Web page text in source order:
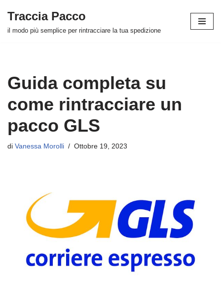
Vai
Traccia Pacco
il modo più semplice per rintracciare la tua spedizione
Guida completa su
come rintracciare un
pacco GLS
di Vanessa Morolli Ottobre 19, 2023